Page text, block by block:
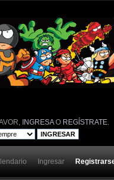
INGRESAO REGÍSTRATE
Ingresar